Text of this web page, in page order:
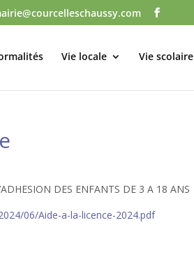
Vie locale Vie scolaire
DES ENFANTS DE 3 A 18 ANS
06/Aide-a-la-licence-2024.pdf